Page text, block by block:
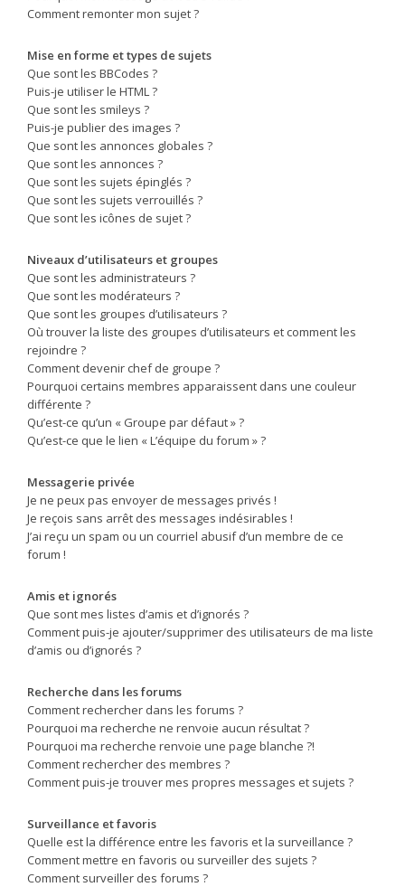
Comment remonter mon sujet ?
Mise en forme et types de sujets
Que sont les BBCodes ?
Puis-je utiliser le HTML ?
Que sont les smileys ?
Puis-je publier des images ?
Que sont les annonces globales ?
Que sont les annonces ?
Que sont les sujets épinglés ?
Que sont les sujets verrouillés ?
Que sont les icônes de sujet ?
Niveaux d’utilisateurs et groupes
Que sont les administrateurs ?
Que sont les modérateurs ?
Que sont les groupes d’utilisateurs ?
Où trouver la liste des groupes d’utilisateurs et comment les
rejoindre ?
Comment devenir chef de groupe ?
Pourquoi certains membres apparaissent dans une couleur
différente ?
Qu’est-ce qu’un « Groupe par défaut » ?
Qu’est-ce que le lien « L’équipe du forum » ?
Messagerie privée
Je ne peux pas envoyer de messages privés !
Je reçois sans arrêt des messages indésirables !
J’ai reçu un spam ou un courriel abusif d’un membre de ce
forum !
Amis et ignorés
Que sont mes listes d’amis et d’ignorés ?
Comment puis-je ajouter/supprimer des utilisateurs de ma liste
d’amis ou d’ignorés ?
Recherche dans les forums
Comment rechercher dans les forums ?
Pourquoi ma recherche ne renvoie aucun résultat ?
Pourquoi ma recherche renvoie une page blanche ?!
Comment rechercher des membres ?
Comment puis-je trouver mes propres messages et sujets ?
Surveillance et favoris
Quelle est la différence entre les favoris et la surveillance ?
Comment mettre en favoris ou surveiller des sujets ?
Comment surveiller des forums ?